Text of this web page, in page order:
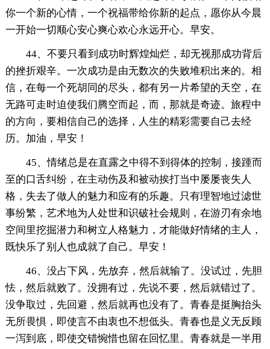
你一个新的心情，一个祝福带给你新的起点，愿你从今晨
一开始一切顺心安心爽心欢心永远开心。早安。
44、不要只看到成功时辉煌灿烂，却无视那成功背后
的挫折艰辛。一次成功是由无数次的失败堆积出来的。相
信，在每一个死胡同的尽头，都有另一片希望的天空，在
无路可走时迫使我们腾空而起，而，那就是奇迹。旅程中
的方向，要相信自己的选择，人生的精彩需要自己去经
历。加油，早安！
45、情绪总是在直露之中得不到得体的控制，接踵而
至的口舌纠纷，在主动伤及和被动挨打当中屡屡丧失人
格，失去了做人的魅力和应有的乐趣。只有理智地过滤世
事纷繁，艺术地为人处世和识破社会规则，在游刃有余地
空间里挖掘潜力和树立人格魅力，才能做好情绪的主人，
既快乐了别人也成就了自己。早安！
46、没占下风，先放弃，然后就输了。没试过，先胆
怯，然后就败了。没拥有过，先说不要，然后就错过了。
没争取过，先回避，然后就再也没有了。青春是挺胸抬头
无所畏惧，即使言不由衷也不想低头。青春也是义无反顾
一泻到底，即使交错惋惜也留在回忆里。青春就是一半用